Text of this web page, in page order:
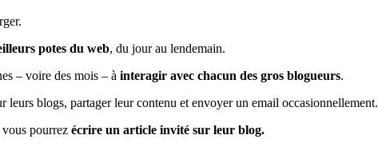
potes du web, du jour au lendemain.
– voire des mois – à interagir avec chacun des gros blogueurs.
leurs blogs, partager leur contenu et envoyer un email occasionnellement.
pourrez écrire un article invité sur leur blog.